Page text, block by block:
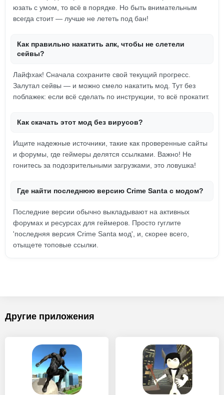
юзать с умом, то всё в порядке. Но быть внимательным
всегда стоит — лучше не лететь под бан!
Как правильно накатить апк, чтобы не слетели
сейвы?
Лайфхак! Сначала сохраните свой текущий прогресс.
Залутал сейвы — и можно смело накатить мод. Тут без
поблажек: если всё сделать по инструкции, то всё прокатит.
Как скачать этот мод без вирусов?
Ищите надежные источники, такие как проверенные сайты
и форумы, где геймеры делятся ссылками. Важно! Не
гонитесь за подозрительными загрузками, это ловушка!
Где найти последнюю версию Crime Santa с модом?
Последние версии обычно выкладывают на активных
форумах и ресурсах для геймеров. Просто гуглите
'последняя версия Crime Santa мод', и, скорее всего,
отыщете топовые ссылки.
Другие приложения